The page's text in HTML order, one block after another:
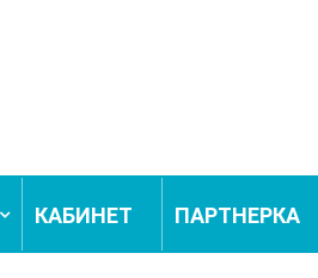
КАБИНЕТ ПАРТНЕРКА